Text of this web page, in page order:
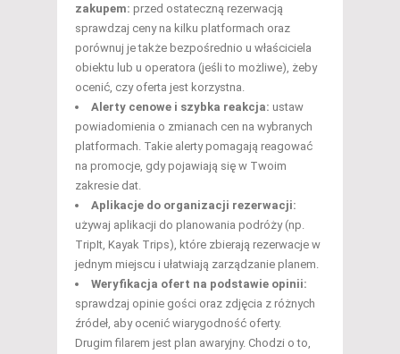
zakupem: przed ostateczną rezerwacją
sprawdzaj ceny na kilku platformach oraz
porównuj je także bezpośrednio u właściciela
obiektu lub u operatora (jeśli to możliwe), żeby
ocenić, czy oferta jest korzystna.
Alerty cenowe i szybka reakcja: ustaw
powiadomienia o zmianach cen na wybranych
platformach. Takie alerty pomagają reagować
na promocje, gdy pojawiają się w Twoim
zakresie dat.
Aplikacje do organizacji rezerwacji:
używaj aplikacji do planowania podróży (np.
TripIt, Kayak Trips), które zbierają rezerwacje w
jednym miejscu i ułatwiają zarządzanie planem.
Weryfikacja ofert na podstawie opinii:
sprawdzaj opinie gości oraz zdjęcia z różnych
źródeł, aby ocenić wiarygodność oferty.
Drugim filarem jest plan awaryjny. Chodzi o to,